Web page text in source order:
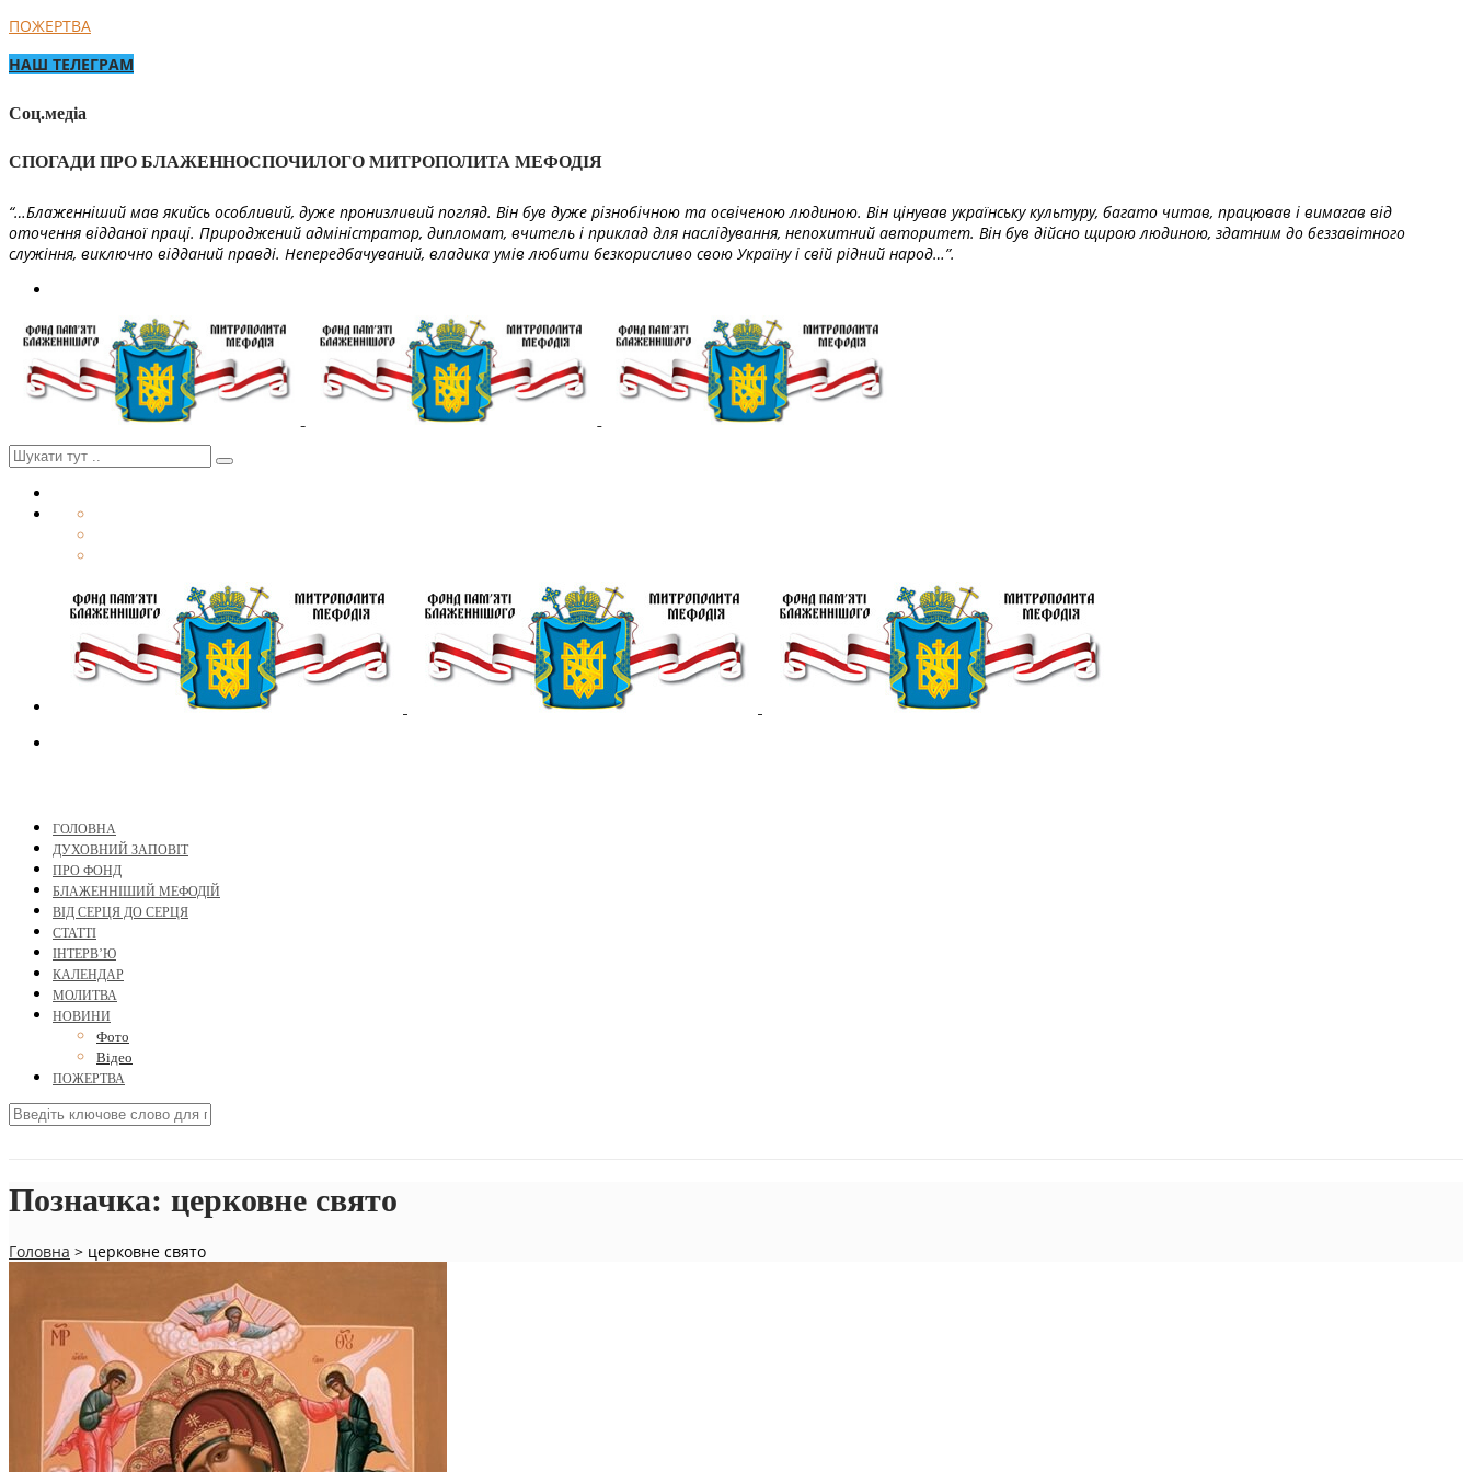
ПОЖЕРТВА
НАШ ТЕЛЕГРАМ
Соц.медіа
СПОГАДИ ПРО БЛАЖЕННОСПОЧИЛОГО МИТРОПОЛИТА МЕФОДІЯ
“…Блаженніший мав якийсь особливий, дуже пронизливий погляд. Він був дуже різнобічною та освіченою людиною. Він цінував українську культуру, багато читав, працював і вимагав від
оточення відданої праці. Природжений адміністратор, дипломат, вчитель і приклад для наслідування, непохитний авторитет. Він був дійсно щирою людиною, здатним до беззавітного
служіння, виключно відданий правді. Непередбачуваний, владика умів любити безкорисливо свою Україну і свій рідний народ…”.
ГОЛОВНА
ДУХОВНИЙ ЗАПОВІТ
ПРО ФОНД
БЛАЖЕННІШИЙ МЕФОДІЙ
ВІД СЕРЦЯ ДО СЕРЦЯ
СТАТТІ
ІНТЕРВ’Ю
КАЛЕНДАР
МОЛИТВА
НОВИНИ
Фото
Відео
ПОЖЕРТВА
Позначка: церковне свято
Головна > церковне свято